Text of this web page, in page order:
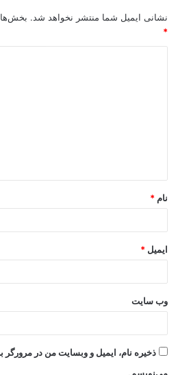
نشانی ایمیل شما منتشر نخواهد شد.
*
نام *
ایمیل *
وب‌ سایت
ذخیره نام، ایمیل و وبسایت من در مرورگر
می‌نویسم.